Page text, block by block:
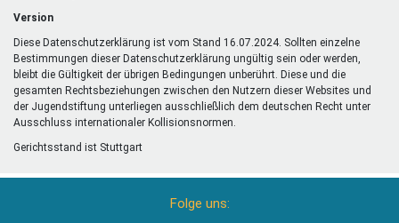
Version
Diese Datenschutzerklärung ist vom Stand 16.07.2024. Sollten einzelne
Bestimmungen dieser Datenschutzerklärung ungültig sein oder werden,
bleibt die Gültigkeit der übrigen Bedingungen unberührt. Diese und die
gesamten Rechtsbeziehungen zwischen den Nutzern dieser Websites und
der Jugendstiftung unterliegen ausschließlich dem deutschen Recht unter
Ausschluss internationaler Kollisionsnormen.
Gerichtsstand ist Stuttgart
Folge uns: